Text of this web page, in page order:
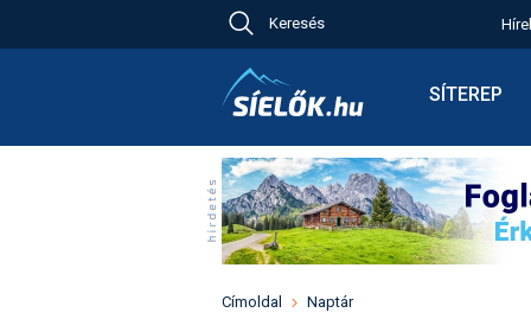
Keresés
SÍTEREP
Síbérletárak
Toplista
Címoldal Naptár